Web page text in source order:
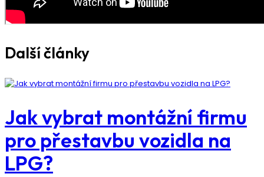
Další články
Jak vybrat montážní firmu
pro přestavbu vozidla na
LPG?